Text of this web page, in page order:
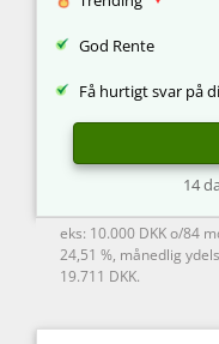
God Rente
Få hurtigt svar på
14
eks: 10.000 DKK o/84
24,51 %, månedlig
19.711 DKK.